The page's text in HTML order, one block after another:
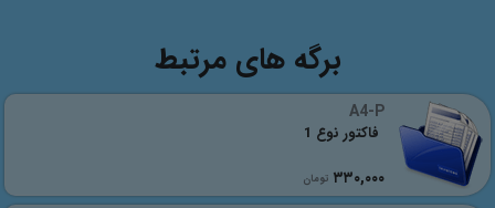
برگه های مرتبط
A4-P
٣٣٠,٠٠٠ تومان
فاکتور نوع 1